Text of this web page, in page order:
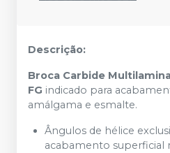
Descrição:
Broca Carbide
FG indicado para
amálgama e esmalte.
Ângulos de hélice
acabamento superficial